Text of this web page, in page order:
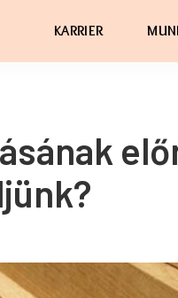
KARRIER